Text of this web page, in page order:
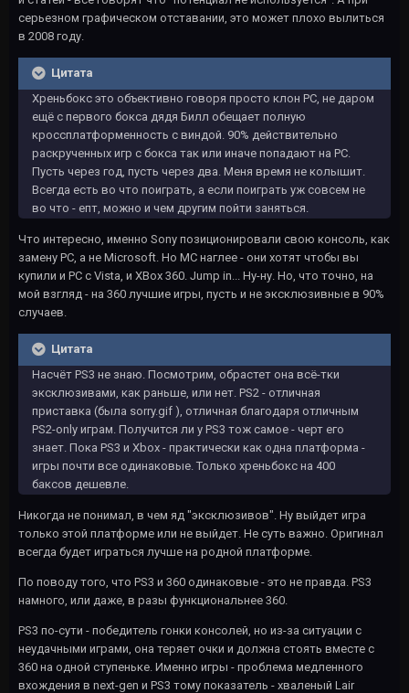
серьезном графическом отставании, это может плохо вылиться
в 2008 году.
Цитата
Хреньбокс это объективно говоря просто клон PC, не даром
ещё с первого бокса дядя Билл обещает полную
кроссплатформенность с виндой. 90% действительно
раскрученных игр с бокса так или иначе попадают на PC.
Пусть через год, пусть через два. Меня время не колышит.
Всегда есть во что поиграть, а если поиграть уж совсем не
во что - епт, можно и чем другим пойти заняться.
Что интересно, именно Sony позиционировали свою консоль, как
замену PC, а не Microsoft. Но MC наглее - они хотят чтобы вы
купили и PC с Vista, и XBox 360. Jump in... Ну-ну. Но, что точно, на
мой взгляд - на 360 лучшие игры, пусть и не эксклюзивные в 90%
случаев.
Цитата
Насчёт PS3 не знаю. Посмотрим, обрастет она всё-тки
эксклюзивами, как раньше, или нет. PS2 - отличная
приставка (была sorry.gif ), отличная благодаря отличным
PS2-only играм. Получится ли у PS3 тож самое - черт его
знает. Пока PS3 и Xbox - практически как одна платформа -
игры почти все одинаковые. Только хреньбокс на 400
баксов дешевле.
Никогда не понимал, в чем яд "эксклюзивов". Ну выйдет игра
только этой платформе или не выйдет. Не суть важно. Оригинал
всегда будет играться лучше на родной платформе.
По поводу того, что PS3 и 360 одинаковые - это не правда. PS3
намного, или даже, в разы функциональнее 360.
PS3 по-сути - победитель гонки консолей, но из-за ситуации с
неудачными играми, она теряет очки и должна стоять вместе с
360 на одной ступеньке. Именно игры - проблема медленного
вхождения в next-gen и PS3 тому показатель - хваленый Lair